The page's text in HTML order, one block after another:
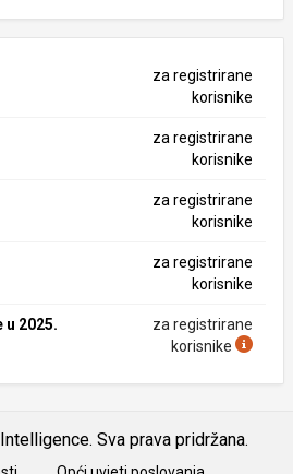
za registrirane
korisnike
za registrirane
korisnike
za registrirane
korisnike
za registrirane
korisnike
2025.
za registrirane
korisnike
Sva prava pridržana.